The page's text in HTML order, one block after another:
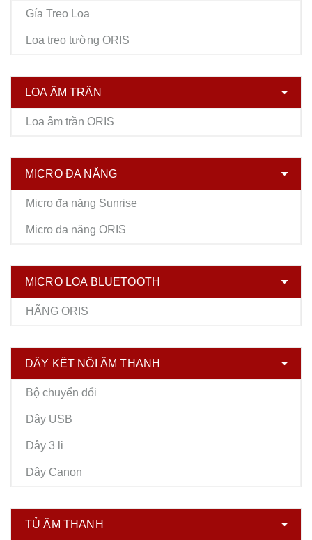
Gía Treo Loa
Loa treo tường ORIS
LOA ÂM TRẦN
Loa âm trần ORIS
MICRO ĐA NĂNG
Micro đa năng Sunrise
Micro đa năng ORIS
MICRO LOA BLUETOOTH
HÃNG ORIS
DÂY KẾT NỐI ÂM THANH
Bộ chuyển đổi
Dây USB
Dây 3 li
Dây Canon
TỦ ÂM THANH